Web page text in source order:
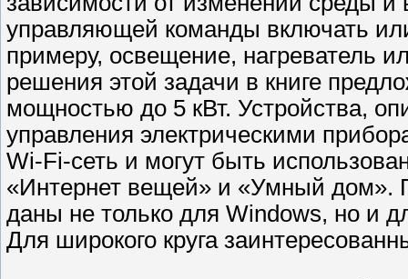
управляющей команды включать
примеру, освещение, нагреватель
решения этой задачи в книге
мощностью до 5 кВт. Устройства,
управления электрическими
Wi-Fi-сеть и могут быть
«Интернет вещей» и «Умный дом».
даны не только для Windows, но и
Для широкого круга